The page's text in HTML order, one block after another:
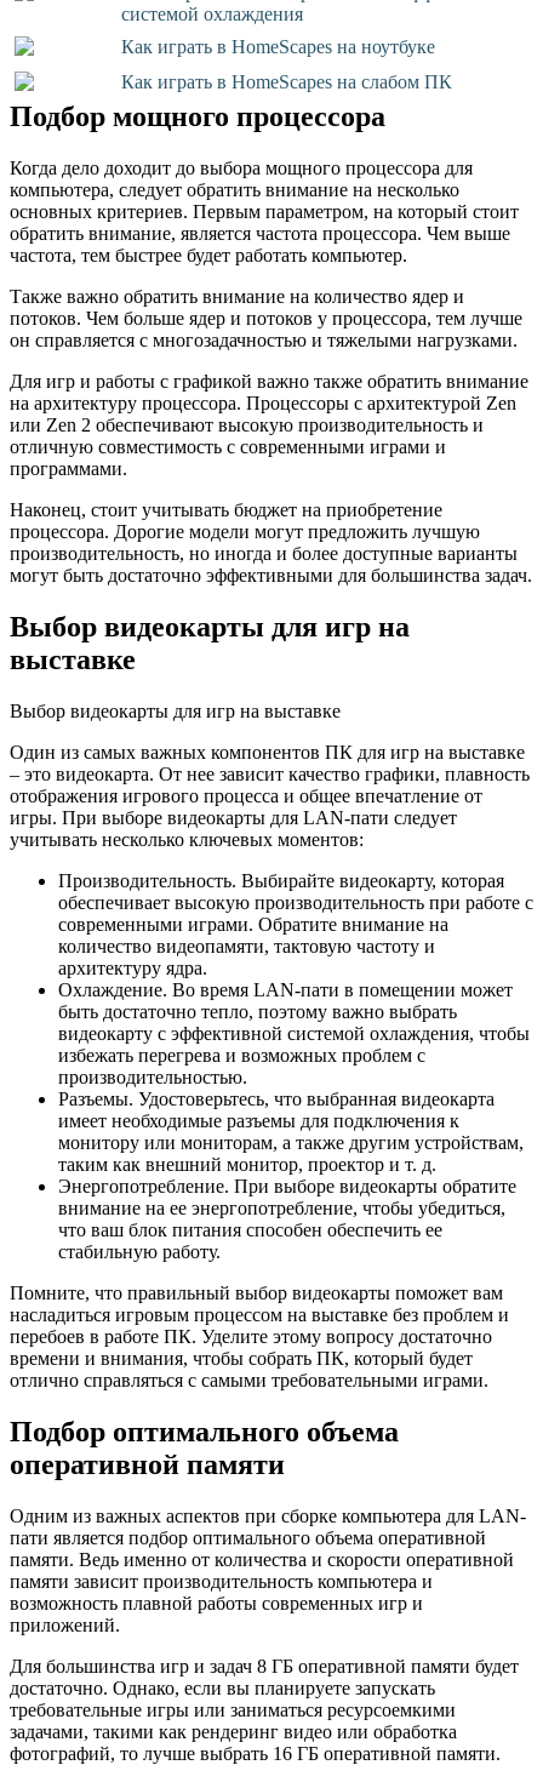
системой охлаждения
Как играть в HomeScapes на ноутбуке
Как играть в HomeScapes на слабом ПК
Подбор мощного процессора
Когда дело доходит до выбора мощного процессора для
компьютера, следует обратить внимание на несколько
основных критериев. Первым параметром, на который стоит
обратить внимание, является частота процессора. Чем выше
частота, тем быстрее будет работать компьютер.
Также важно обратить внимание на количество ядер и
потоков. Чем больше ядер и потоков у процессора, тем лучше
он справляется с многозадачностью и тяжелыми нагрузками.
Для игр и работы с графикой важно также обратить внимание
на архитектуру процессора. Процессоры с архитектурой Zen
или Zen 2 обеспечивают высокую производительность и
отличную совместимость с современными играми и
программами.
Наконец, стоит учитывать бюджет на приобретение
процессора. Дорогие модели могут предложить лучшую
производительность, но иногда и более доступные варианты
могут быть достаточно эффективными для большинства задач.
Выбор видеокарты для игр на
выставке
Выбор видеокарты для игр на выставке
Один из самых важных компонентов ПК для игр на выставке
– это видеокарта. От нее зависит качество графики, плавность
отображения игрового процесса и общее впечатление от
игры. При выборе видеокарты для LAN-пати следует
учитывать несколько ключевых моментов:
Производительность. Выбирайте видеокарту, которая
обеспечивает высокую производительность при работе с
современными играми. Обратите внимание на
количество видеопамяти, тактовую частоту и
архитектуру ядра.
Охлаждение. Во время LAN-пати в помещении может
быть достаточно тепло, поэтому важно выбрать
видеокарту с эффективной системой охлаждения, чтобы
избежать перегрева и возможных проблем с
производительностью.
Разъемы. Удостоверьтесь, что выбранная видеокарта
имеет необходимые разъемы для подключения к
монитору или мониторам, а также другим устройствам,
таким как внешний монитор, проектор и т. д.
Энергопотребление. При выборе видеокарты обратите
внимание на ее энергопотребление, чтобы убедиться,
что ваш блок питания способен обеспечить ее
стабильную работу.
Помните, что правильный выбор видеокарты поможет вам
насладиться игровым процессом на выставке без проблем и
перебоев в работе ПК. Уделите этому вопросу достаточно
времени и внимания, чтобы собрать ПК, который будет
отлично справляться с самыми требовательными играми.
Подбор оптимального объема
оперативной памяти
Одним из важных аспектов при сборке компьютера для LAN-
пати является подбор оптимального объема оперативной
памяти. Ведь именно от количества и скорости оперативной
памяти зависит производительность компьютера и
возможность плавной работы современных игр и
приложений.
Для большинства игр и задач 8 ГБ оперативной памяти будет
достаточно. Однако, если вы планируете запускать
требовательные игры или заниматься ресурсоемкими
задачами, такими как рендеринг видео или обработка
фотографий, то лучше выбрать 16 ГБ оперативной памяти.